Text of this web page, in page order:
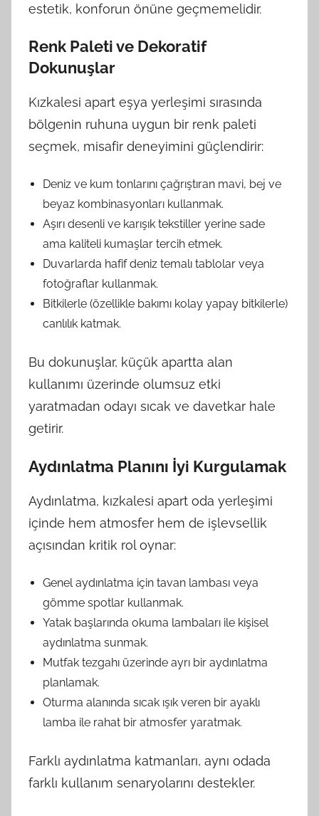
estetik, konforun önüne geçmemelidir.
Renk Paleti ve Dekoratif
Dokunuşlar
Kızkalesi apart eşya yerleşimi sırasında
bölgenin ruhuna uygun bir renk paleti
seçmek, misafir deneyimini güçlendirir:
Deniz ve kum tonlarını çağrıştıran mavi, bej ve
beyaz kombinasyonları kullanmak.
Aşırı desenli ve karışık tekstiller yerine sade
ama kaliteli kumaşlar tercih etmek.
Duvarlarda hafif deniz temalı tablolar veya
fotoğraflar kullanmak.
Bitkilerle (özellikle bakımı kolay yapay bitkilerle)
canlılık katmak.
Bu dokunuşlar, küçük apartta alan
kullanımı üzerinde olumsuz etki
yaratmadan odayı sıcak ve davetkar hale
getirir.
Aydınlatma Planını İyi Kurgulamak
Aydınlatma, kızkalesi apart oda yerleşimi
içinde hem atmosfer hem de işlevsellik
açısından kritik rol oynar:
Genel aydınlatma için tavan lambası veya
gömme spotlar kullanmak.
Yatak başlarında okuma lambaları ile kişisel
aydınlatma sunmak.
Mutfak tezgahı üzerinde ayrı bir aydınlatma
planlamak.
Oturma alanında sıcak ışık veren bir ayaklı
lamba ile rahat bir atmosfer yaratmak.
Farklı aydınlatma katmanları, aynı odada
farklı kullanım senaryolarını destekler.